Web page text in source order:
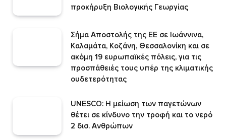
προκήρυξη Βιολογικής Γεωργίας
Σήμα Αποστολής της ΕΕ σε Ιωάννινα,
Καλαμάτα, Κοζάνη, Θεσσαλονίκη και σε
ακόμη 19 ευρωπαϊκές πόλεις, για τις
προσπάθειές τους υπέρ της κλιματικής
ουδετερότητας
UNESCO: Η μείωση των παγετώνων
θέτει σε κίνδυνο την τροφή και το νερό
2 δισ. Ανθρώπων